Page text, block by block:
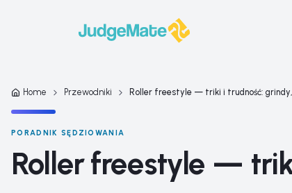
Home Przewodniki Roller freestyle — triki i trudność:
PORADNIK SĘDZIOWANIA
Roller freestyle —